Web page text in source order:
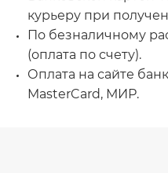
курьеру при
По безналичному
(оплата по счету).
Оплата на сайте
MasterCard, МИР.